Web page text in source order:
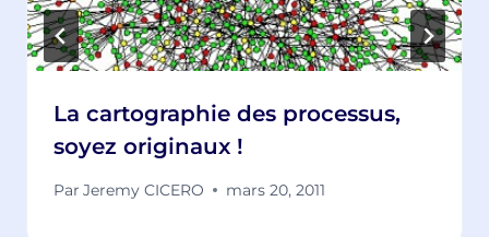
La cartographie des processus,
soyez originaux !
Par Jeremy CICERO mars 20, 2011